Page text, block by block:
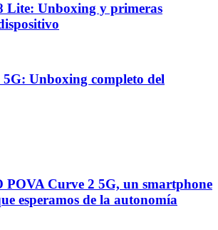
Lite: Unboxing y primeras
Unboxing completo del
POVA Curve 2 5G, un smartphone
esperamos de la autonomía